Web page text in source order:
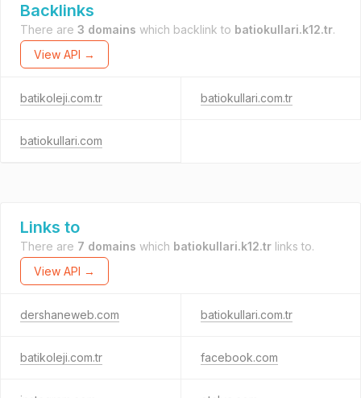
Backlinks
There are 3 domains which backlink to batiokullari.k12.tr.
View API →
batikoleji.com.tr batiokullari.com.tr
batiokullari.com
Links to
There are 7 domains which batiokullari.k12.tr links to.
View API →
dershaneweb.com batiokullari.com.tr
batikoleji.com.tr facebook.com